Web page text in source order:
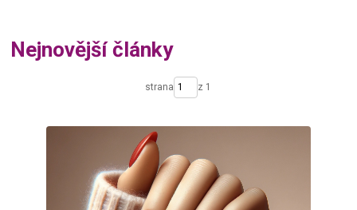
Nejnovější články
strana z 1